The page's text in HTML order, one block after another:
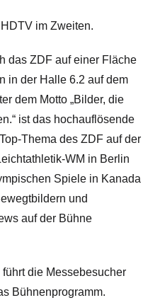
im Zweiten.
das ZDF auf einer Fläche
in der Halle 6.2 auf dem
dem Motto „Bilder, die
ist das hochauflösende
Thema des ZDF auf der
WM in Berlin
Spiele in Kanada
und
auf der Bühne
die Messebesucher
Bühnenprogramm.